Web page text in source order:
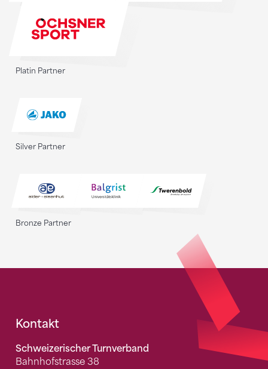
Platin Partner
Silver Partner
Bronze Partner
Fusszeile
Kontakt
Schweizerischer Turnverband
Bahnhofstrasse 38